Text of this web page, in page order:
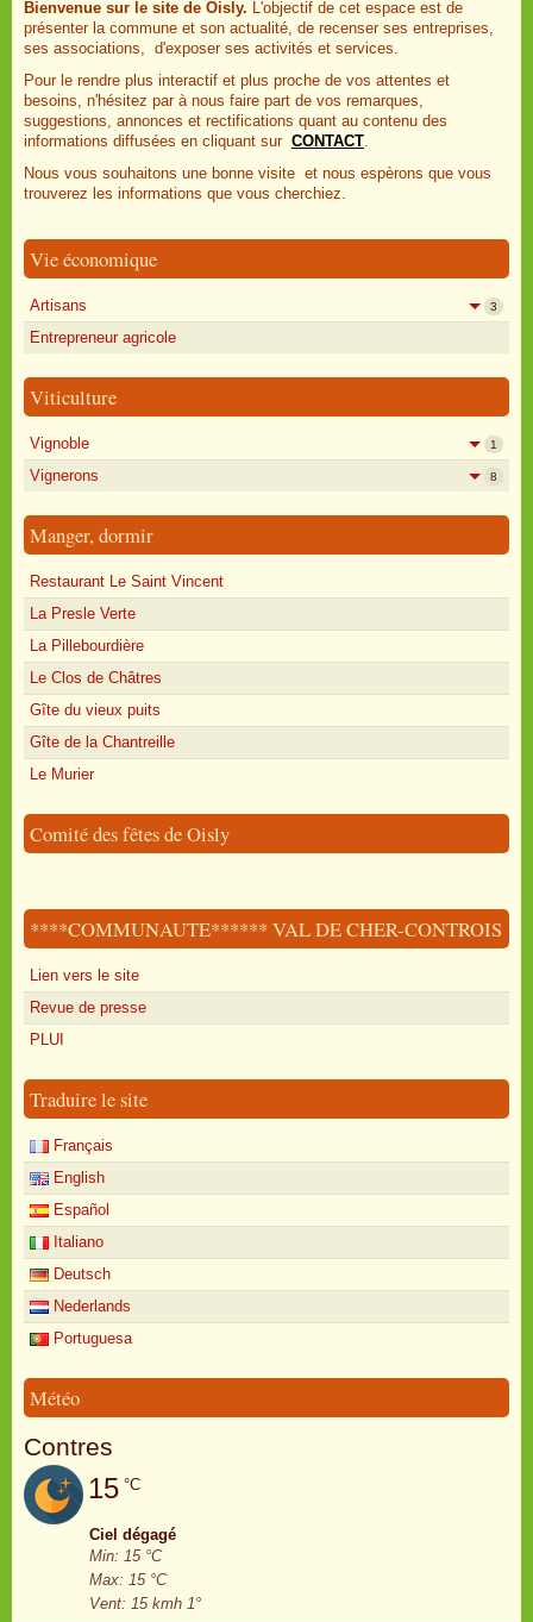
Bienvenue sur le site de Oisly. L'objectif de cet espace est de
présenter la commune et son actualité, de recenser ses entreprises,
ses associations, d'exposer ses activités et services.
Pour le rendre plus interactif et plus proche de vos attentes et
besoins, n'hésitez par à nous faire part de vos remarques,
suggestions, annonces et rectifications quant au contenu des
informations diffusées en cliquant sur CONTACT.
Nous vous souhaitons une bonne visite et nous espèrons que vous
trouverez les informations que vous cherchiez.
Vie économique
Artisans 3
Entrepreneur agricole
Viticulture
Vignoble 1
Vignerons 8
Manger, dormir
Restaurant Le Saint Vincent
La Presle Verte
La Pillebourdière
Le Clos de Châtres
Gîte du vieux puits
Gîte de la Chantreille
Le Murier
Comité des fêtes de Oisly
****COMMUNAUTE****** VAL DE CHER-CONTROIS
Lien vers le site
Revue de presse
PLUI
Traduire le site
Français
English
Español
Italiano
Deutsch
Nederlands
Portuguesa
Météo
Contres
15 °C
Ciel dégagé
Min: 15 °C
Max: 15 °C
Vent: 15 kmh 1°